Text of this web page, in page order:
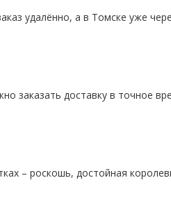
удалённо, а в Томске уже
заказать доставку в точное
– роскошь, достойная